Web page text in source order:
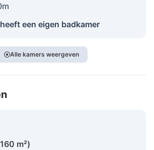
een eigen badkamer
Alle kamers weergeven
m²)